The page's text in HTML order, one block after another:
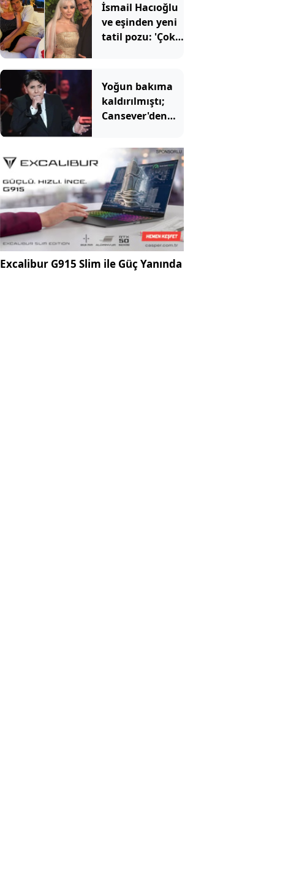
İsmail Hacıoğlu
ve eşinden yeni
tatil pozu: 'Çok
Yoğun bakıma
kaldırılmıştı;
Cansever'den
Sürekli serum
alıyor
Excalibur G915 Slim ile Güç Yanında